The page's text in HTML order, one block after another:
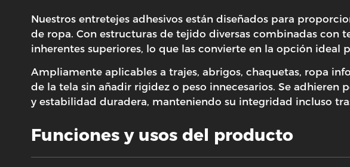
Nuestros entretejes adhesivos están diseñados para
de ropa. Con estructuras de tejido diversas combinadas con
inherentes superiores, lo que las convierte en la opción
Ampliamente aplicables a trajes, abrigos, chaquetas, ropa
de la tela sin añadir rigidez o peso innecesarios. Se adhieren
y estabilidad duradera, manteniendo su integridad incluso
Funciones y usos del producto